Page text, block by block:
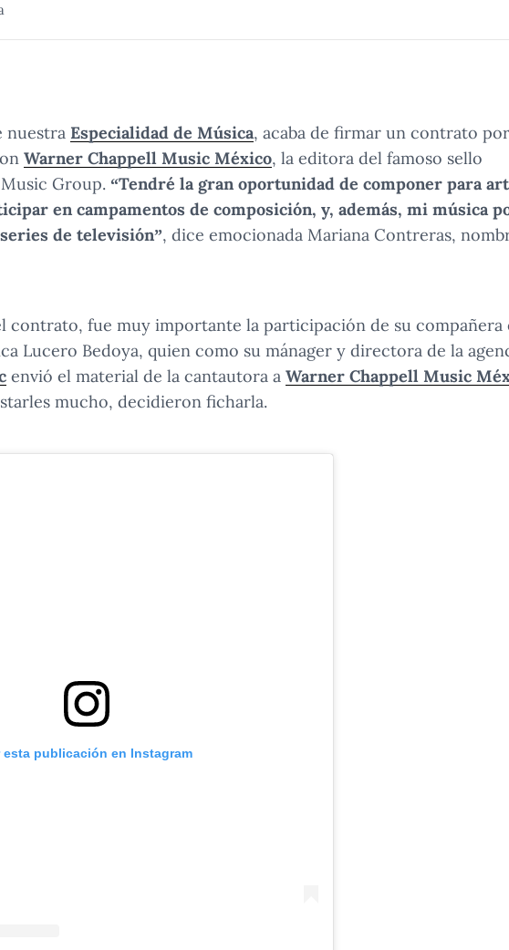
nuestra Especialidad de Música, acaba de firmar un contrato
Warner Chappell Music México, la editora del famoso sello
Group. “Tendré la gran oportunidad de componer para
en campamentos de composición, y, además, mi música
de televisión”, dice emocionada Mariana Contreras,
contrato, fue muy importante la participación de su compañera
Lucero Bedoya, quien como su mánager y directora de la
envió el material de la cantautora a Warner Chappell Music
mucho, decidieron ficharla.
esta publicación en Instagram